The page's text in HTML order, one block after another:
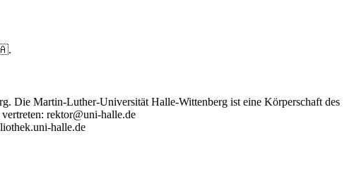
Die Martin-Luther-Universität Halle-Wittenberg ist eine Körperschaft des
rektor@uni-halle.de
halle.de